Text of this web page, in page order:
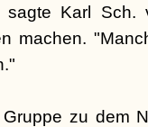
sagte Karl
machen.
zu dem